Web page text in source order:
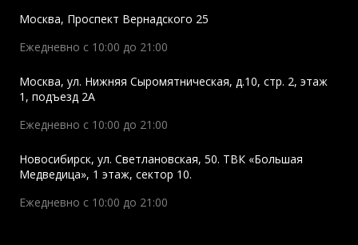
Москва, Проспект Вернадского 25
Ежедневно с 10:00 до 21:00
Москва, ул. Нижняя Сыромятническая, д.10, стр. 2, этаж
1, подъезд 2A
Ежедневно с 10:00 до 21:00
Новосибирск, ул. Светлановская, 50. ТВК «Большая
Медведица», 1 этаж, сектор 10.
Ежедневно с 10:00 до 21:00